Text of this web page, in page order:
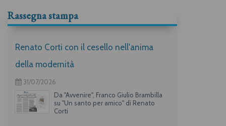
Rassegna stampa
Renato Corti con il cesello nell'anima
della modernità
31/07/2026
Da "Avvenire", Franco Giulio Brambilla
su "Un santo per amico" di Renato
Corti